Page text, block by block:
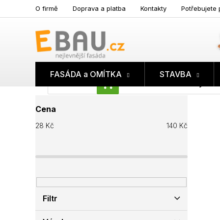
na
O firmě Doprava a platba Kontakty Potřebujete
NÁKUPNÍ
FASÁDA a OMÍTKA STAVBA
o
s
a
n
í
a
Cena
28 Kč 140 Kč
Filtr